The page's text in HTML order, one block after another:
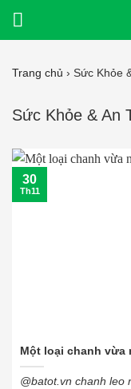
qua
dungTrang chủ › Sức Khỏe
Sức Khỏe & An
Một loại chanh
@batot.vn chanh leo
30
Th11